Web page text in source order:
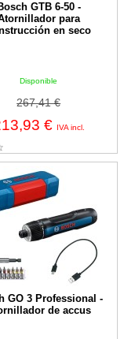
GTB 6-50 -
para
en seco
Disponible
267,41 €
€ IVA incl.
a batería
GO 3 Professional -
de accus
3 Professional -